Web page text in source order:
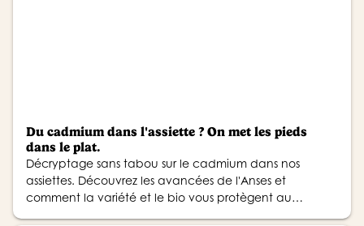
Du cadmium dans l'assiette ? On met les pieds
dans le plat.
Décryptage sans tabou sur le cadmium dans nos
assiettes. Découvrez les avancées de l'Anses et
comment la variété et le bio vous protègent au